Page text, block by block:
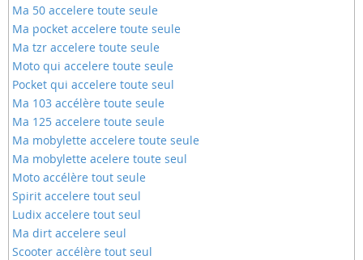
Ma 50 accelere toute seule
Ma pocket accelere toute seule
Ma tzr accelere toute seule
Moto qui accelere toute seule
Pocket qui accelere toute seul
Ma 103 accélère toute seule
Ma 125 accelere toute seule
Ma mobylette accelere toute seule
Ma mobylette acelere toute seul
Moto accélère tout seule
Spirit accelere tout seul
Ludix accelere tout seul
Ma dirt accelere seul
Scooter accélère tout seul